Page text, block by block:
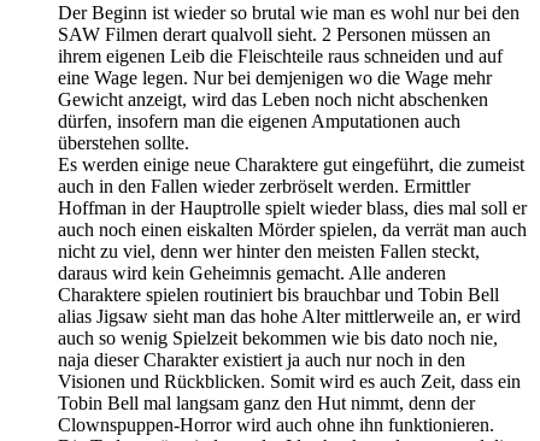
Der Beginn ist wieder so brutal wie man es wohl nur bei den
SAW Filmen derart qualvoll sieht. 2 Personen müssen an
ihrem eigenen Leib die Fleischteile raus schneiden und auf
eine Wage legen. Nur bei demjenigen wo die Wage mehr
Gewicht anzeigt, wird das Leben noch nicht abschenken
dürfen, insofern man die eigenen Amputationen auch
überstehen sollte.
Es werden einige neue Charaktere gut eingeführt, die zumeist
auch in den Fallen wieder zerbröselt werden. Ermittler
Hoffman in der Hauptrolle spielt wieder blass, dies mal soll er
auch noch einen eiskalten Mörder spielen, da verrät man auch
nicht zu viel, denn wer hinter den meisten Fallen steckt,
daraus wird kein Geheimnis gemacht. Alle anderen
Charaktere spielen routiniert bis brauchbar und Tobin Bell
alias Jigsaw sieht man das hohe Alter mittlerweile an, er wird
auch so wenig Spielzeit bekommen wie bis dato noch nie,
naja dieser Charakter existiert ja auch nur noch in den
Visionen und Rückblicken. Somit wird es auch Zeit, dass ein
Tobin Bell mal langsam ganz den Hut nimmt, denn der
Clownspuppen-Horror wird auch ohne ihn funktionieren.